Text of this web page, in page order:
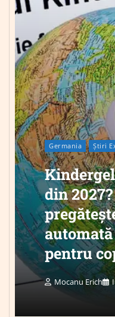
Germania Știri
din
pentru
Mocanu Erich